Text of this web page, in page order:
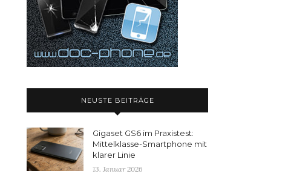
NEUSTE BEITRÄGE
Gigaset GS6 im Praxistest:
Mittelklasse-Smartphone mit
klarer Linie
13. Januar 2026